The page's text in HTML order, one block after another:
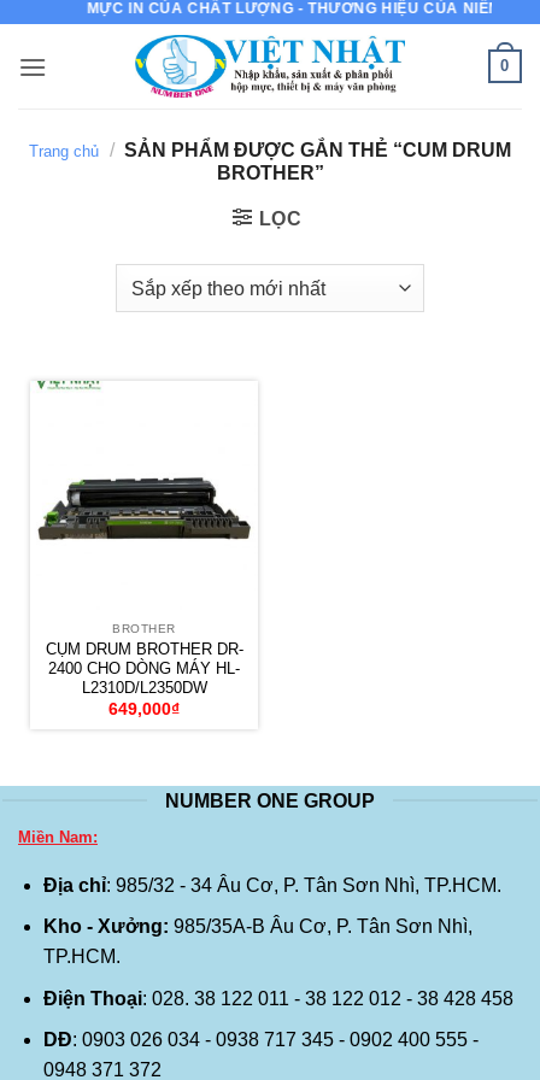
nội
MỰC IN CỦA CHẤT LƯỢNG - THƯƠNG HIỆU CỦA NIỀM TIN
0
Trang chủ / SẢN PHẨM ĐƯỢC GẮN THẺ “CUM DRUM
BROTHER”
LỌC
BROTHER
CỤM DRUM BROTHER DR-
2400 CHO DÒNG MÁY HL-
L2310D/L2350DW
649,000₫
NUMBER ONE GROUP
Miền Nam:
Địa chỉ: 985/32 - 34 Âu Cơ, P. Tân Sơn Nhì, TP.HCM.
Kho - Xưởng: 985/35A-B Âu Cơ, P. Tân Sơn Nhì,
TP.HCM.
Điện Thoại: 028. 38 122 011 - 38 122 012 - 38 428 458
DĐ: 0903 026 034 - 0938 717 345 - 0902 400 555 -
0948 371 372